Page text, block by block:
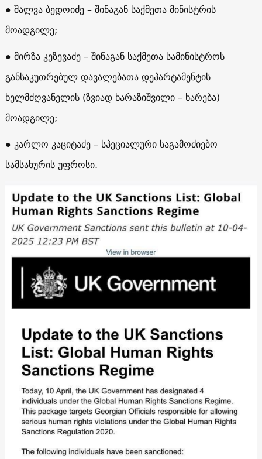
● შალვა ბედოიძე – შინაგან საქმეთა მინისტრის
მოადგილე;
● მირზა კეზევაძე – შინაგან საქმეთა სამინისტროს
განსაკუთრებულ დავალებათა დეპარტამენტის
ხელმძღვანელის (ზვიად ხარაზიშვილი – ხარება)
მოადგილე;
● კარლო კაციტაძე – სპეციალური საგამოძიებო
სამსახურის უფროსი.